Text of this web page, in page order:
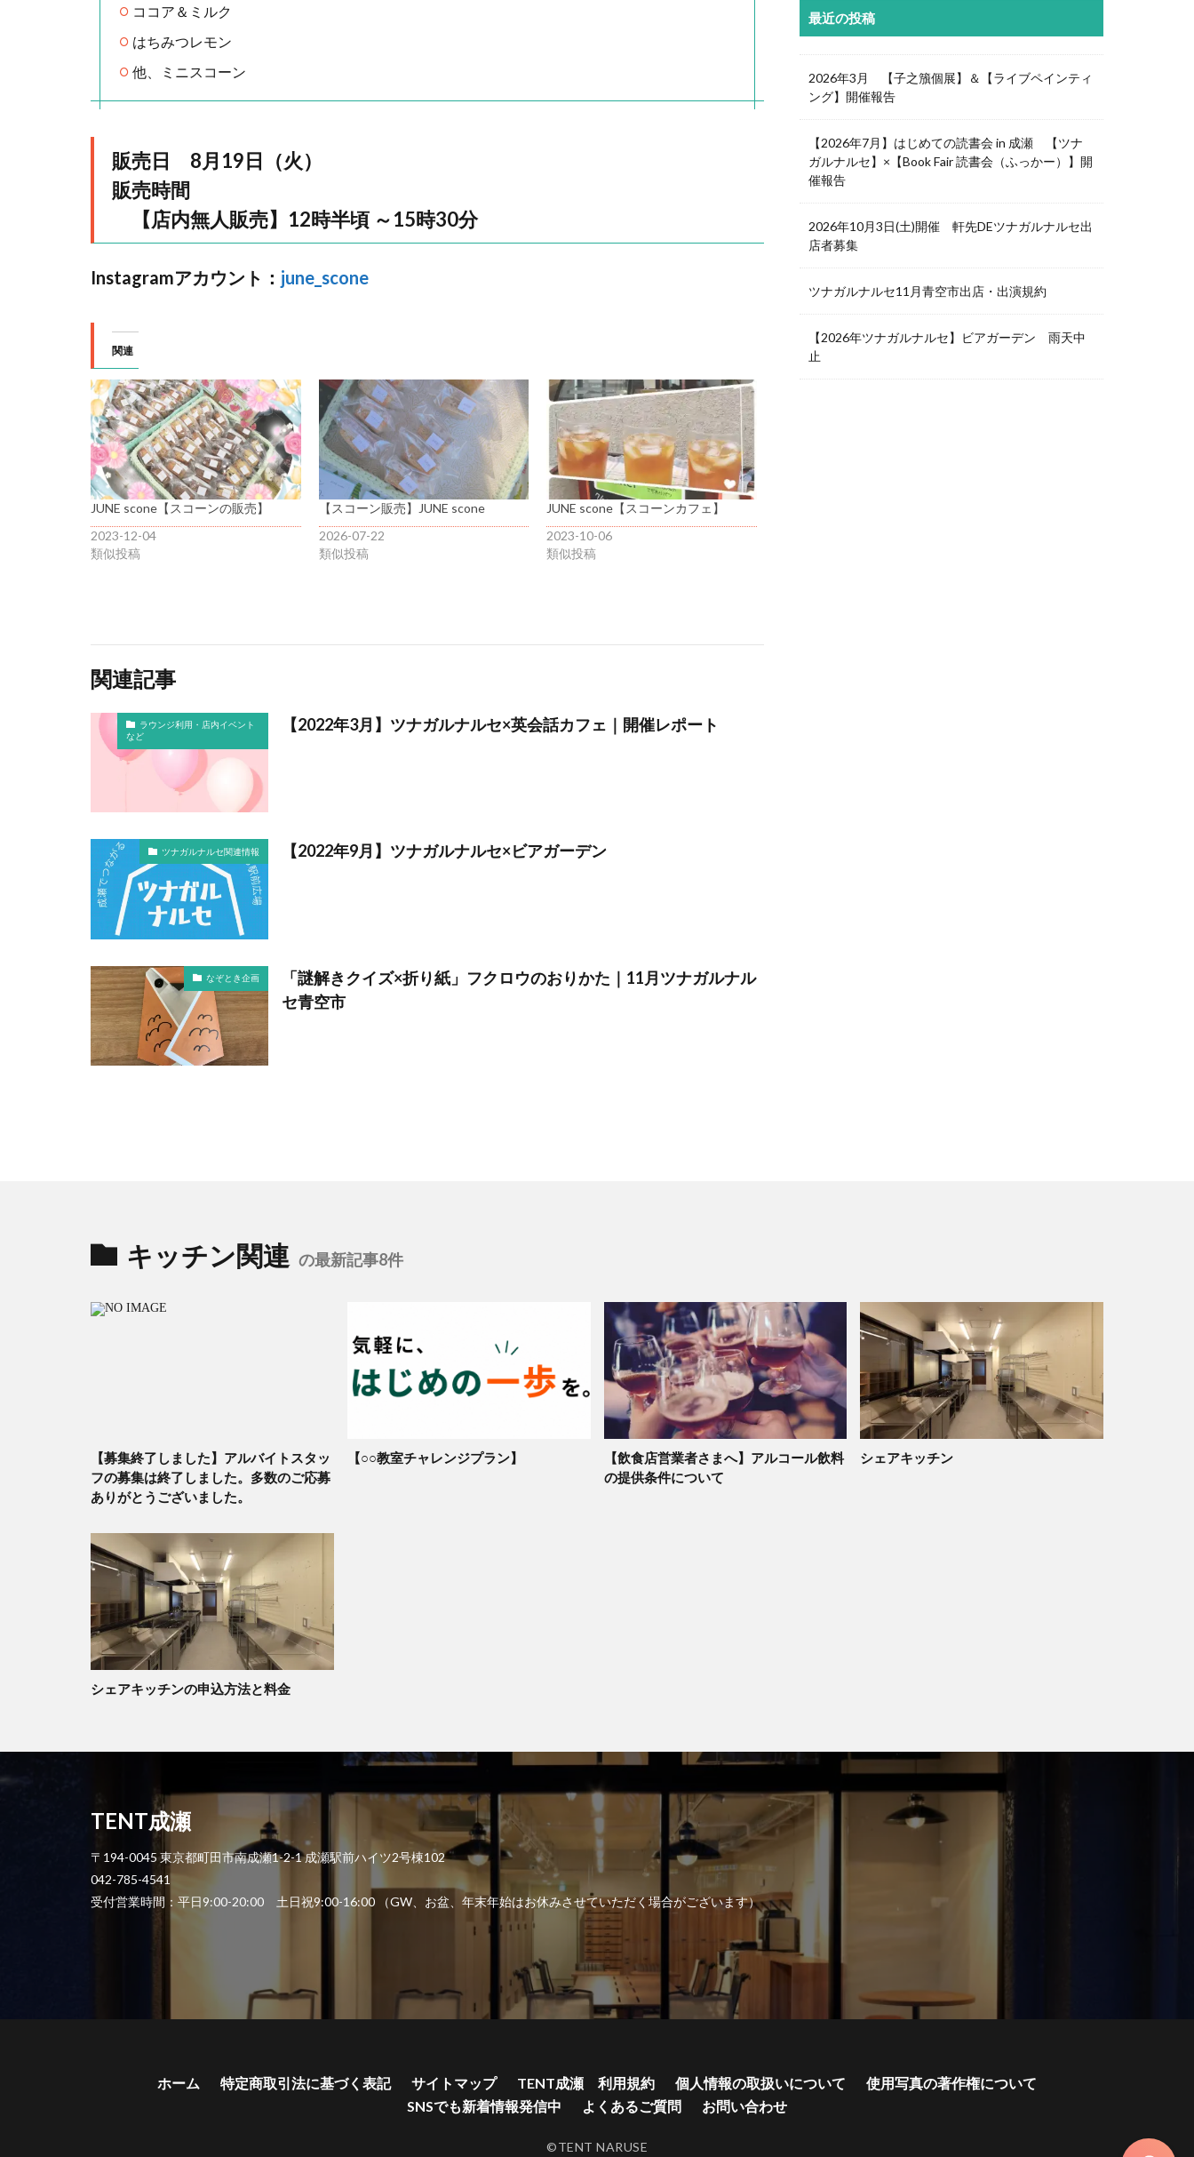
ココア＆ミルク
はちみつレモン
他、ミニスコーン
販売日 8月19日（火）
販売時間
【店内無人販売】12時半頃 ～15時30分
Instagramアカウント： june_scone
関連
JUNE scone【スコーンの販売】
2023-12-04
類似投稿
【スコーン販売】JUNE scone
2026-07-22
類似投稿
JUNE scone【スコーンカフェ】
2023-10-06
類似投稿
関連記事
ラウンジ利用・店内イベント
など
【2022年3月】ツナガルナルセ×英会話カフェ｜開催レポート
ツナガルナルセ関連情報 【2022年9月】ツナガルナルセ×ビアガーデン
なぞとき企画
「謎解きクイズ×折り紙」フクロウのおりかた｜11月ツナガルナル
セ青空市
最近の投稿
2026年3月 【子之籏個展】＆【ライブペインティ
ング】開催報告
【2026年7月】はじめての読書会 in 成瀬 【ツナ
ガルナルセ】×【Book Fair 読書会（ふっかー）】開
催報告
2026年10月3日(土)開催 軒先DEツナガルナルセ出
店者募集
ツナガルナルセ11月青空市出店・出演規約
【2026年ツナガルナルセ】ビアガーデン 雨天中
止
キッチン関連 の最新記事8件
【募集終了しました】アルバイトスタッ
フの募集は終了しました。多数のご応募
ありがとうございました。
【○○教室チャレンジプラン】
【飲食店営業者さまへ】アルコール飲料
の提供条件について
シェアキッチン
シェアキッチンの申込方法と料金
TENT成瀬
〒194-0045 東京都町田市南成瀬1-2-1 成瀬駅前ハイツ2号棟102
042-785-4541
受付営業時間：平日9:00-20:00 土日祝9:00-16:00 （GW、お盆、年末年始はお休みさせていただく場合がございます）
ホーム 特定商取引法に基づく表記 サイトマップ TENT成瀬 利用規約 個人情報の取扱いについて
使用写真の著作権について
SNSでも新着情報発信中
よくあるご質問 お問い合わせ
©TENT NARUSE